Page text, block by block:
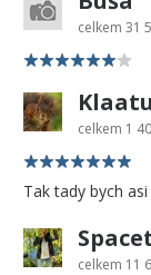
celkem 31
Klaatu
celkem 1
Tak tady bych
celkem 11